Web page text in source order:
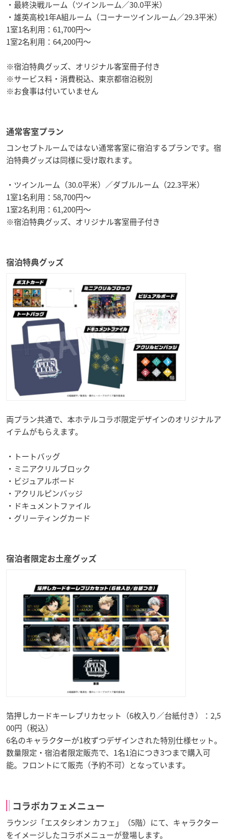
・最終決戦ルーム（ツインルーム／30.0平米）
・雄英高校1年A組ルーム（コーナーツインルーム／29.3平米）
1室1名利用：61,700円〜
1室2名利用：64,200円〜
※宿泊特典グッズ、オリジナル客室冊子付き
※サービス料・消費税込、東京都宿泊税別
※お食事は付いていません
通常客室プラン
コンセプトルームではない通常客室に宿泊するプランです。宿
泊特典グッズは同様に受け取れます。
・ツインルーム（30.0平米）／ダブルルーム（22.3平米）
1室1名利用：58,700円〜
1室2名利用：61,200円〜
※宿泊特典グッズ、オリジナル客室冊子付き
宿泊特典グッズ
両プラン共通で、本ホテルコラボ限定デザインのオリジナルア
イテムがもらえます。
・トートバッグ
・ミニアクリルブロック
・ビジュアルボード
・アクリルピンバッジ
・ドキュメントファイル
・グリーティングカード
宿泊者限定お土産グッズ
箔押しカードキーレプリカセット（6枚入り／台紙付き）：2,5
00円（税込）
6名のキャラクターが1枚ずつデザインされた特別仕様セット。
数量限定・宿泊者限定販売で、1名1泊につき3つまで購入可
能。フロントにて販売（予約不可）となっています。
コラボカフェメニュー
ラウンジ「エスタシオン カフェ」（5階）にて、キャラクター
をイメージしたコラボメニューが登場します。